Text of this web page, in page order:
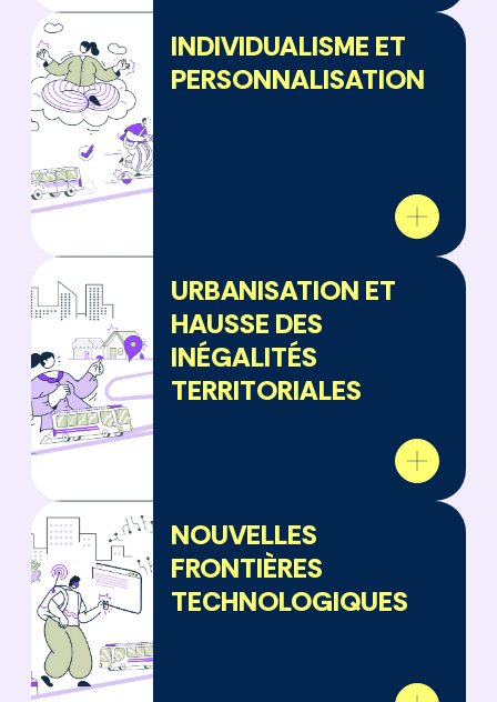
INDIVIDUALISME ET
PERSONNALISATION
URBANISATION ET
HAUSSE DES
INÉGALITÉS
TERRITORIALES
NOUVELLES
FRONTIÈRES
TECHNOLOGIQUES